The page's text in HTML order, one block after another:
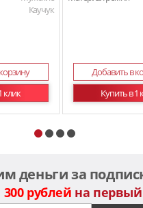
Каучук
клик
Добавить в
Купить в 1
деньги за
300 рублей на первый